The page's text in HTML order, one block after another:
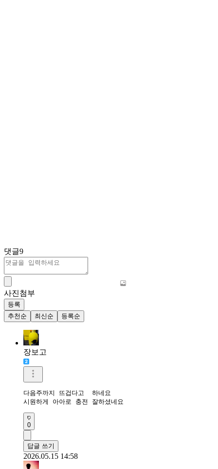
댓글9
사진첨부
등록
추천순
최신순 등록순
장보고
다음주까지 뜨겁다고  하네요
시원하게 아아로 충전 잘하셨네요
0
답글 쓰기
2026.05.15 14:58